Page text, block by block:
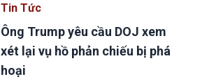
Tin Tức
Ông Trump yêu cầu DOJ xem
xét lại vụ hồ phản chiếu bị phá
hoại